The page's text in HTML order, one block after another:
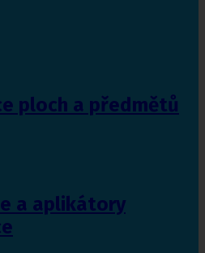
ploch a předmětů
a aplikátory